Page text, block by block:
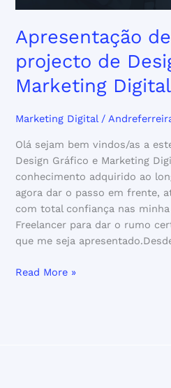
Apresentação
projecto de
Marketing Digital
Marketing Digital/
Olá sejam bem vindos/as a
Design Gráfico e Marketing
conhecimento adquirido ao
agora dar o passo em frente,
com total confiança nas
Freelancer para dar o rumo
que me seja
Read More »